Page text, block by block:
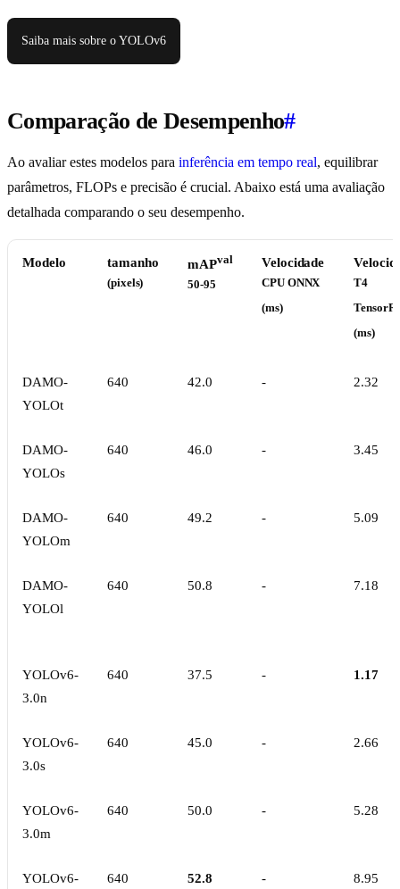
Saiba mais sobre o YOLOv6
Comparação de Desempenho#
Ao avaliar estes modelos para inferência em tempo real, equilibrar
parâmetros, FLOPs e precisão é crucial. Abaixo está uma avaliação
detalhada comparando o seu desempenho.
Modelo tamanho
(pixels)
mAPval
50-95
Velocidade
CPU ONNX
(ms)
T4
(ms)
DAMO-
YOLOt
640 42.0 - 2.32
DAMO-
YOLOs
640 46.0 - 3.45
DAMO-
YOLOm
640 49.2 - 5.09
DAMO-
YOLOl
640 50.8 - 7.18
YOLOv6-
3.0n
640 37.5 - 1.17
YOLOv6-
3.0s
640 45.0 - 2.66
YOLOv6-
3.0m
640 50.0 - 5.28
YOLOv6-
640 52.8 - 8.95